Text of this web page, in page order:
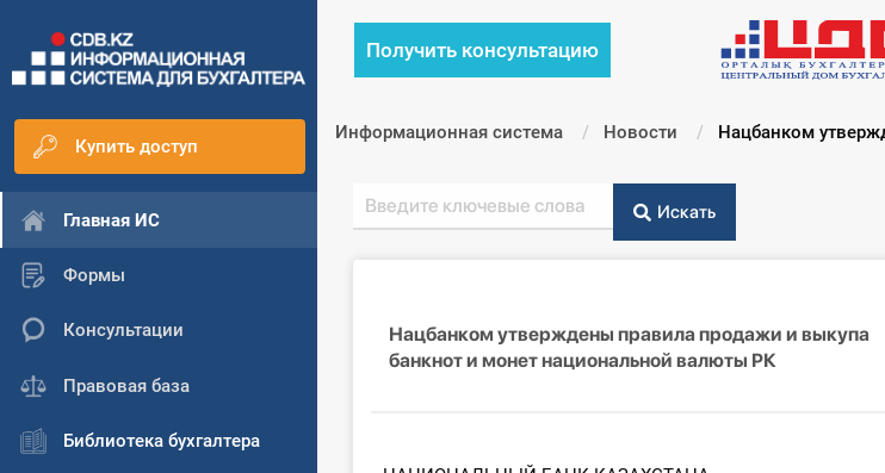
Купить доступ
Главная ИС
Формы
Консультации
Правовая база
Библиотека бухгалтера
Получить консультацию
Информационная система Новости Текущий:
Нацбанком
Искать
Нацбанком утверждены правила продажи и выкупа
банкнот и монет национальной валюты РК